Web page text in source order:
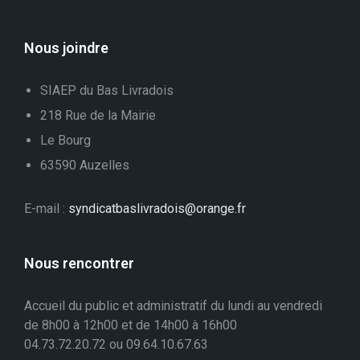
Nous joindre
SIAEP du Bas Livradois
218 Rue de la Mairie
Le Bourg
63590 Auzelles
E-mail : syndicatbaslivradois@orange.fr
Nous rencontrer
Accueil du public et administratif du lundi au vendredi
de 8h00 à 12h00 et de 14h00 à 16h00
04.73.72.20.72 ou 09.64.10.67.63